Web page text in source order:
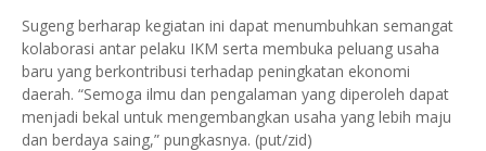
Sugeng berharap kegiatan ini dapat menumbuhkan semangat
kolaborasi antar pelaku IKM serta membuka peluang usaha
baru yang berkontribusi terhadap peningkatan ekonomi
daerah. “Semoga ilmu dan pengalaman yang diperoleh dapat
menjadi bekal untuk mengembangkan usaha yang lebih maju
dan berdaya saing,” pungkasnya. (put/zid)